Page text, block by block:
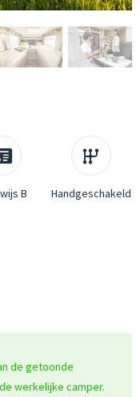
B Handgeschakeld
de getoonde
werkelijke camper.